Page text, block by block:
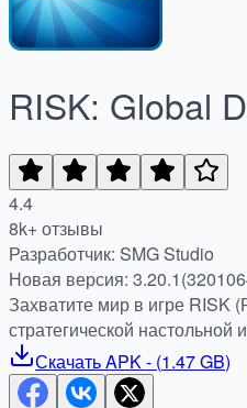
RISK: Global
4.4
8k+ отзывы
Разработчик: SMG Studio
Новая версия:
Захватите мир в игре RISK
стратегической настольной
СкачатьAPK- (1.47 GB)